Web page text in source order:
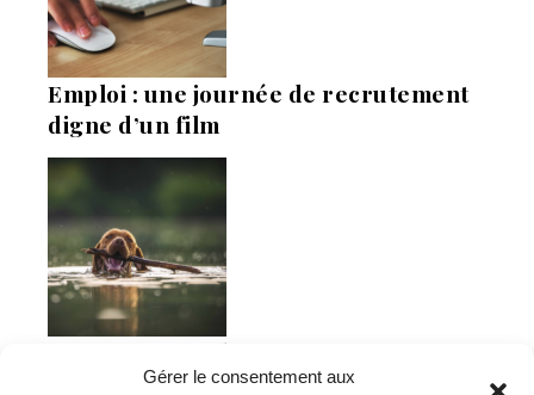
Gérer le consentement aux
Emploi : une journée de recrutement
digne d’un film
Economie : Wash.ME poursuit son
développement dans la région